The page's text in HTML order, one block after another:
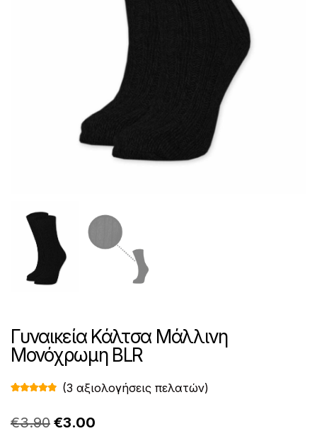
Γυναικεία Κάλτσα Μάλλινη
Μονόχρωμη BLR
4.67 από 5
με βάση
(3 αξιολογήσεις πελατών)
€3.90 Original
€3.00